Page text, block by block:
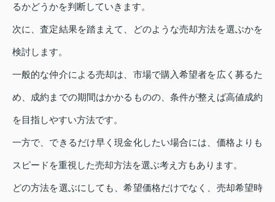
るかどうかを判断していきます。
次に、査定結果を踏まえて、どのような売却方法を選ぶかを
検討します。
一般的な仲介による売却は、市場で購入希望者を広く募るた
め、成約までの期間はかかるものの、条件が整えば高値成約
を目指しやすい方法です。
一方で、できるだけ早く現金化したい場合には、価格よりも
スピードを重視した売却方法を選ぶ考え方もあります。
どの方法を選ぶにしても、希望価格だけでなく、売却希望時